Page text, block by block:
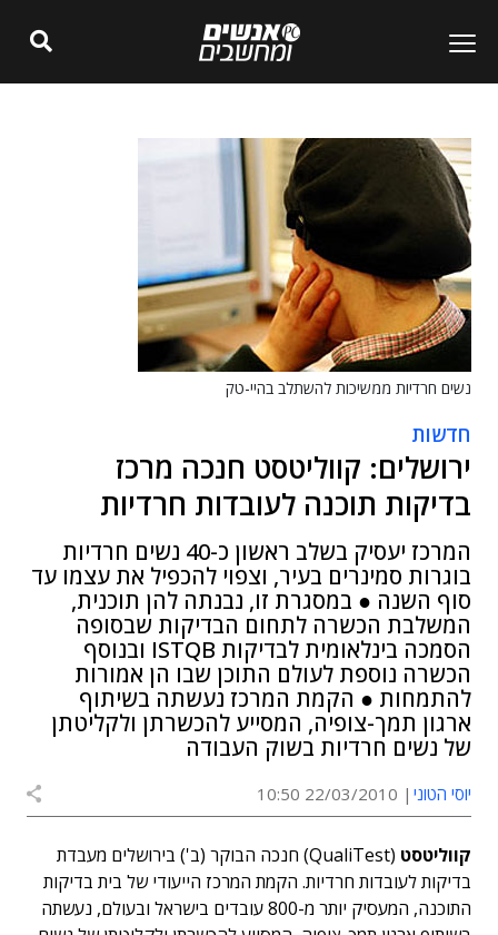
נשים חרדיות ממשיכות להשתלב בהיי-טק
חדשות
ירושלים: קווליטסט חנכה מרכז
בדיקות תוכנה לעובדות חרדיות
המרכז יעסיק בשלב ראשון כ-40 נשים חרדיות
בוגרות סמינרים בעיר, וצפוי להכפיל את עצמו עד
סוף השנה ● במסגרת זו, נבנתה להן תוכנית,
המשלבת הכשרה לתחום הבדיקות שבסופה
הסמכה בינלאומית לבדיקות ISTQB ובנוסף
הכשרה נוספת לעולם התוכן שבו הן אמורות
להתמחות ● הקמת המרכז נעשתה בשיתוף
ארגון תמך-צופיה, המסייע להכשרתן ולקליטתן
של נשים חרדיות בשוק העבודה
יוסי הטוני 22/03/2010 10:50
קווליטסט
(QualiTest) חנכה הבוקר (ב') בירושלים מעבדת
בדיקות לעובדות חרדיות. הקמת המרכז הייעודי של בית בדיקות
התוכנה, המעסיק יותר מ-800 עובדים בישראל ובעולם, נעשתה